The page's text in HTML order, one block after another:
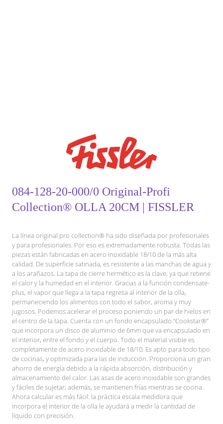
084-128-20-000/0 Original-Profi
Collection® OLLA 20CM | FISSLER
La línea original pro collection® ha sido diseñada por profesionales
y para profesionales. Por eso es extremadamente robusta. Todas las
piezas están fabricadas en acero inoxidable 18/10 de la más alta
calidad. De superficie satinada, es resistente a las manchas de agua y
a los arañazos. La tapa de cierre hermético es la clave, ya que retiene
el calor y la humedad en el interior. Gracias a la función condensate-
plus, el vapor que llega a la tapa regresa al interior de la olla,
permaneciendo los alimentos con todo el sabor, aroma y muy
jugosos. Podemos acelerar el proceso poniendo un par de hielos en
el centro de la tapa. Cuenta con un fondo encapsulado “Cookstar®”
que incorpora un disco de aluminio de 6mm que va encapsulado en
el interior, entre el fondo y el cuerpo. Todo el material visible es
completamente de acero inoxidable de 18/10. Es apto para todo tipo
de cocinas, y optimizada para las de inducción. Proporciona un gran
ahorro de energía debido a la rápida absorción, distribución y
almacenamiento del calor. Las asas de acero inoxidable son grandes
y fáciles de sujetar; además, se mantienen frías mientras se cocina.
Ahora calcular es más fácil: la práctica escala medidora que
incorpora el interior de la olla le ayudará a medir la cantidad de
líquido con precisión.